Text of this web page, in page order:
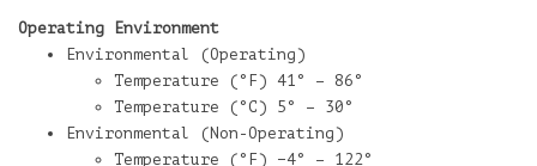
Operating Environment
Environmental (Operating)
Temperature (°F) 41° – 86°
Temperature (°C) 5° – 30°
Environmental (Non-Operating)
Temperature (°F) −4° – 122°